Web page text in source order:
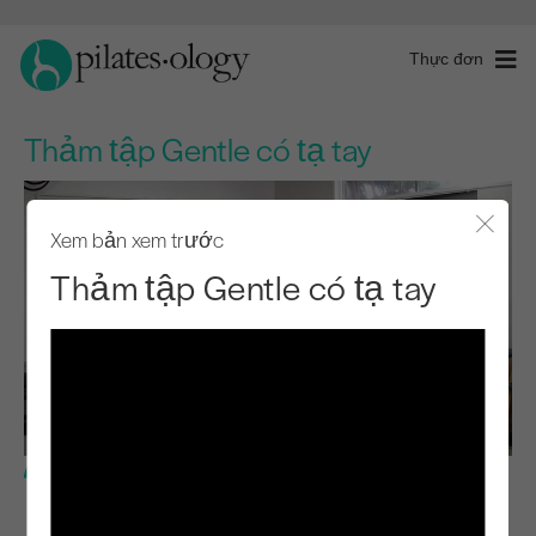
Thực đơn
Thảm tập Gentle có tạ tay
Xem bản xem trước
Thảm tập Gentle có tạ tay